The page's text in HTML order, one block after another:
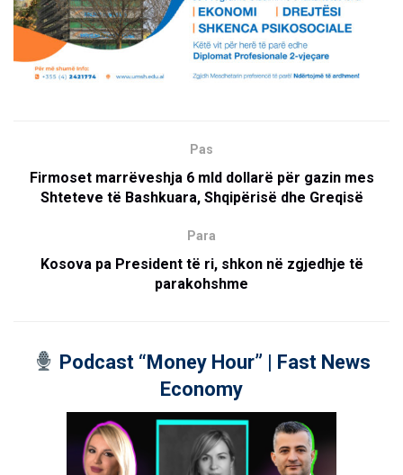
Pas
Firmoset marrëveshja 6 mld dollarë për gazin mes
Shteteve të Bashkuara, Shqipërisë dhe Greqisë
Para
Kosova pa President të ri, shkon në zgjedhje të
parakohshme
Podcast “Money Hour” | Fast News
Economy